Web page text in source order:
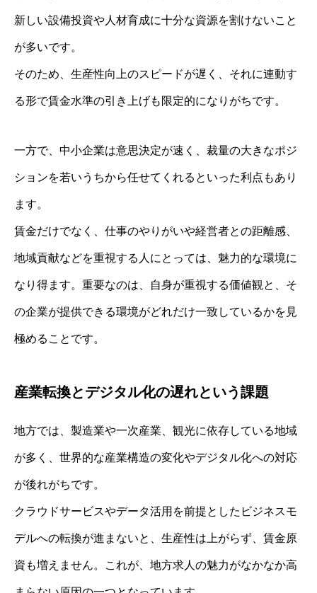
新しい設備投資や人材育成に十分な資源を割けないこと
が多いです。
そのため、生産性向上のスピードが遅く、それに連動す
る形で賃金水準の引き上げも限定的になりがちです。
一方で、中小企業は意思決定が速く、裁量の大きなポジ
ションを若いうちから任せてくれるといった利点もあり
ます。
賃金だけでなく、仕事のやりがいや経営者との距離感、
地域貢献などを重視する人にとっては、魅力的な環境に
なり得ます。重要なのは、自身が重視する価値観と、そ
の企業が提供できる環境がどれだけ一致しているかを見
極めることです。
産業転換とデジタル化の遅れという課題
地方では、製造業や一次産業、観光に依存している地域
が多く、世界的な産業構造の変化やデジタル化への対応
が後れがちです。
クラウドサービスやデータ活用を前提としたビジネスモ
デルへの転換が進まないと、生産性は上がらず、賃金原
資も増えません。これが、地方求人の魅力がなかなか高